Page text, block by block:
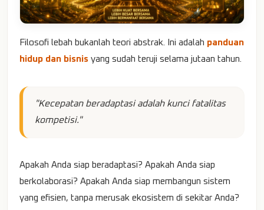
Filosofi lebah bukanlah teori abstrak. Ini adalah panduan
hidup dan bisnis yang sudah teruji selama jutaan tahun.
"Kecepatan beradaptasi adalah kunci fatalitas
kompetisi."
Apakah Anda siap beradaptasi? Apakah Anda siap
berkolaborasi? Apakah Anda siap membangun sistem
yang efisien, tanpa merusak ekosistem di sekitar Anda?